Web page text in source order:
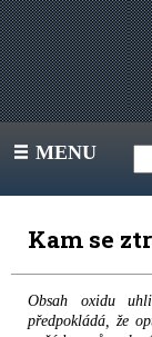
III MENU
Kam se
Obsah oxidu
předpokládá, že